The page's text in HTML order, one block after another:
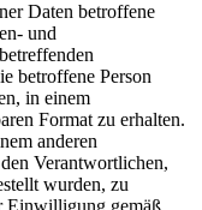
Daten betroffene
und
betroffene Person
in einem
Format zu erhalten.
anderen
Verantwortlichen,
wurden, zu
Einwilligung gemäß